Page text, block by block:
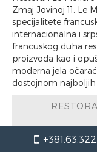
Zmaj Jovinoj 11. Le
specijalitete
internacionalna i
francuskog duha
proizvoda kao i
moderna jela
dostojnom najboljih